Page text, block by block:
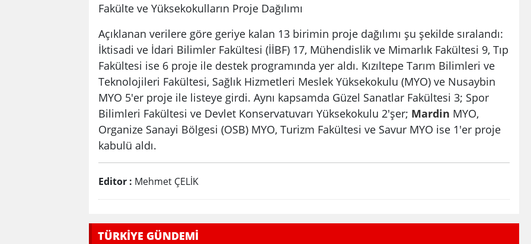
Fakülte ve Yüksekokulların Proje Dağılımı
Açıklanan verilere göre geriye kalan 13 birimin proje dağılımı şu şekilde sıralandı:
İktisadi ve İdari Bilimler Fakültesi (İİBF) 17, Mühendislik ve Mimarlık Fakültesi 9, Tıp
Fakültesi ise 6 proje ile destek programında yer aldı. Kızıltepe Tarım Bilimleri ve
Teknolojileri Fakültesi, Sağlık Hizmetleri Meslek Yüksekokulu (MYO) ve Nusaybin
MYO 5'er proje ile listeye girdi. Aynı kapsamda Güzel Sanatlar Fakültesi 3; Spor
Bilimleri Fakültesi ve Devlet Konservatuvarı Yüksekokulu 2'şer; Mardin MYO,
Organize Sanayi Bölgesi (OSB) MYO, Turizm Fakültesi ve Savur MYO ise 1'er proje
kabulü aldı.
Editor : Mehmet ÇELİK
TÜRKİYE GÜNDEMİ